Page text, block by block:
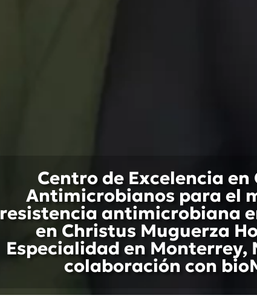
Centro de Excelencia en
Antimicrobianos para el
resistencia antimicrobiana
en Christus Muguerza
Especialidad en Monterrey,
colaboración con